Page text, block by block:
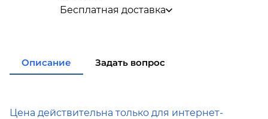
Бесплатная доставка
35 000р
в город Поронайск при покупке
Описание Задать вопрос
Цена действительна только для интернет-